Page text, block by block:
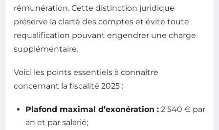
rémunération. Cette distinction juridique
préserve la clarté des comptes et évite toute
requalification pouvant engendrer une charge
supplémentaire.
Voici les points essentiels à connaître
concernant la fiscalité 2025 :
Plafond maximal d’exonération : 2 540 € par
an et par salarié;